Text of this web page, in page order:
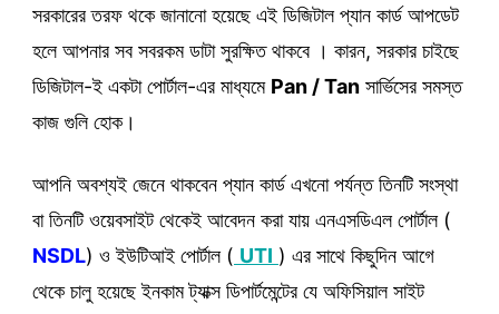
সরকারের তরফ থকে জানানো হয়েছে এই ডিজিটাল প্যান কার্ড আপডেট
হলে আপনার সব সবরকম ডাটা সুরক্ষিত থাকবে । কারন, সরকার চাইছে
ডিজিটাল-ই একটা পোর্টাল-এর মাধ্যমে Pan / Tan সার্ভিসের সমস্ত
কাজ গুলি হোক।
আপনি অবশ্যই জেনে থাকবেন প্যান কার্ড এখনো পর্যন্ত তিনটি সংস্থা
বা তিনটি ওয়েবসাইট থেকেই আবেদন করা যায় এনএসডিএল পোর্টাল (
NSDL) ও ইউটিআই পোর্টাল ( UTI ) এর সাথে কিছুদিন আগে
থেকে চালু হয়েছে ইনকাম ট্যাক্স ডিপার্টমেন্টের যে অফিসিয়াল সাইট